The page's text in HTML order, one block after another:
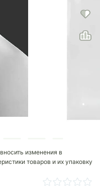
изменения в
товаров и их упаковку